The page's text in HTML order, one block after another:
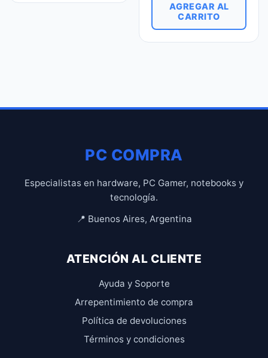
AGREGAR AL
CARRITO
PC COMPRA
Especialistas en hardware, PC Gamer, notebooks y
tecnología.
📍 Buenos Aires, Argentina
ATENCIÓN AL CLIENTE
Ayuda y Soporte
Arrepentimiento de compra
Política de devoluciones
Términos y condiciones